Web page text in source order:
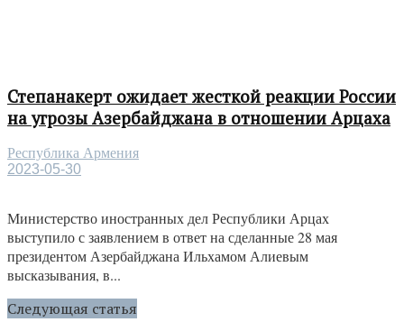
Степанакерт ожидает жесткой реакции России
на угрозы Азербайджана в отношении Арцаха
Республика Армения
2023-05-30
Министерство иностранных дел Республики Арцах
выступило с заявлением в ответ на сделанные 28 мая
президентом Азербайджана Ильхамом Алиевым
высказывания, в...
Следующая статья